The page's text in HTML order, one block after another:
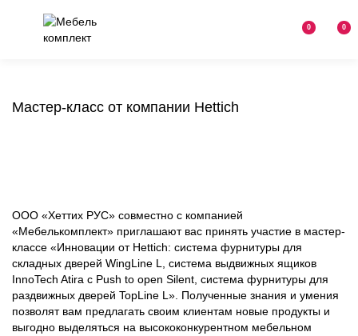
0 0
Мастер-класс от компании Hettich
ООО «Хеттих РУС» совместно с компанией
«Мебелькомплект» приглашают вас принять участие в мастер-
классе «Инновации от Hettich: система фурнитуры для
складных дверей WingLine L, система выдвижных ящиков
InnoTech Atira c Push to open Silent, система фурнитуры для
раздвижных дверей TopLine L». Полученные знания и умения
позволят вам предлагать своим клиентам новые продукты и
выгодно выделяться на высококонкурентном мебельном